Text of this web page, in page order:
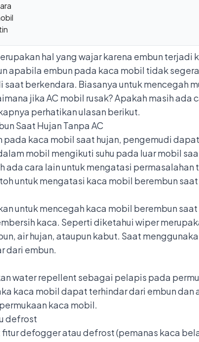
hal yang wajar karena embun terjadi
apabila embun pada kaca mobil tidak
berkendara. Biasanya untuk mencegah
jika AC mobil rusak? Apakah masih
perhatikan ulasan berikut.
Saat Hujan Tanpa AC
pada kaca mobil saat hujan, pengemudi
mobil mengikuti suhu pada luar mobil
ada cara lain untuk mengatasi
untuk mengatasi kaca mobil berembun
untuk mencegah kaca mobil berembun
kaca. Seperti diketahui wiper
air hujan, ataupun kabut. Saat
dari embun.
water repellent sebagai pelapis pada
kaca mobil dapat terhindar dari embun dan
kaca mobil.
defrost
fitur defogger atau defrost (pemanas kaca